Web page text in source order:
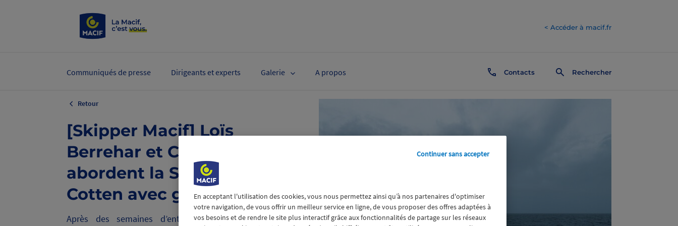
< Accéder à macif.fr
Contacts Rechercher
Communiqués de presse Dirigeants et experts Galerie A propos
Retour
[Skipper Macif] Loïs
Berrehar et Charlotte Yven
abordent la Solo Guy
Cotten avec gourmandise
Après des semaines d’entraînement hivernal au pôle
En acceptant l'utilisation des cookies, vous nous permettez ainsi qu’à nos partenaires d'optimiser
votre navigation, de vous offrir un meilleur service en ligne, de vous proposer des offres adaptées à
vos besoins et de rendre le site plus interactif grâce aux fonctionnalités de partage sur les réseaux
Continuer sans accepter